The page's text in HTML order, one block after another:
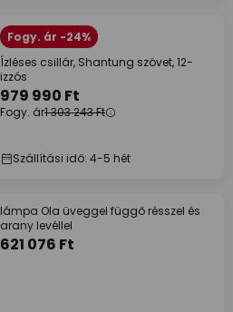
Fogy. ár -24%
Ízléses csillár, Shantung szövet, 12-
izzós
979 990 Ft
Fogy. ár1 303 243 Ft
Szállítási idő: 4-5 hét
lámpa Ola üveggel függő résszel és
arany levéllel
621 076 Ft